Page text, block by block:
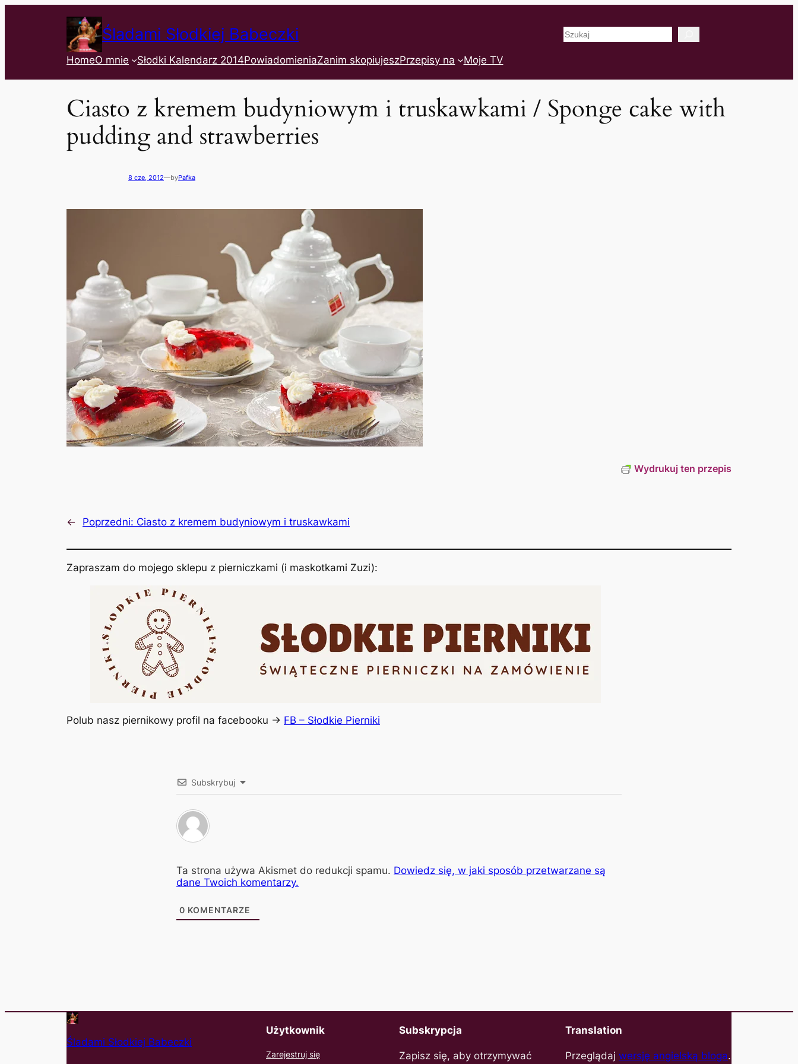
Śladami Słodkiej Babeczki Szukaj
HomeO mnie Słodki Kalendarz 2014PowiadomieniaZanim skopiujeszPrzepisy na Moje TV
Ciasto z kremem budyniowym i truskawkami / Sponge cake with
pudding and strawberries
8 cze, 2012—byPafka
Wydrukuj ten przepis
← Poprzedni: Ciasto z kremem budyniowym i truskawkami
Zapraszam do mojego sklepu z pierniczkami (i maskotkami Zuzi):
Polub nasz piernikowy profil na facebooku -> FB – Słodkie Pierniki
Subskrybuj
Ta strona używa Akismet do redukcji spamu. Dowiedz się, w jaki sposób przetwarzane są
dane Twoich komentarzy.
0 KOMENTARZE
Śladami Słodkiej Babeczki
Użytkownik
Zarejestruj się
Subskrypcja
Zapisz się, aby otrzymywać
Translation
Przeglądaj wersję angielską bloga.